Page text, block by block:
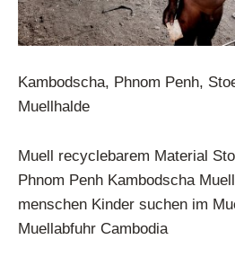
Kambodscha, Phnom Penh,
Muellhalde
Muell recyclebarem Material
Phnom Penh Kambodscha
menschen Kinder suchen im
Muellabfuhr Cambodia